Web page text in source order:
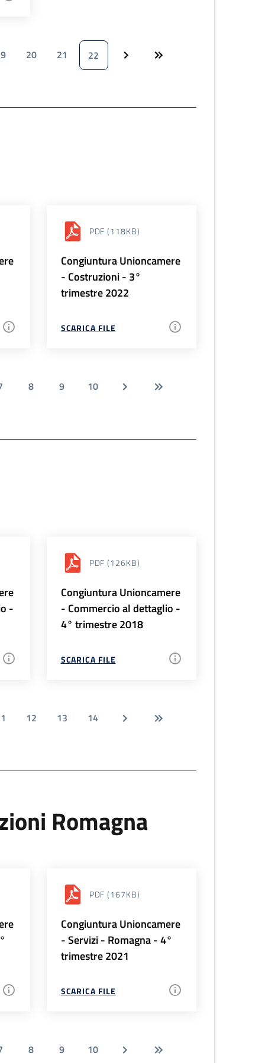
20 21 22
PDF (118KB)
Congiuntura Unioncamere
- Costruzioni - 3°
trimestre 2022
SCARICA FILE
8 9 10
-
PDF (126KB)
Congiuntura Unioncamere
- Commercio al dettaglio -
4° trimestre 2018
SCARICA FILE
12 13 14
Romagna
PDF (167KB)
Congiuntura Unioncamere
- Servizi - Romagna - 4°
trimestre 2021
SCARICA FILE
8 9 10